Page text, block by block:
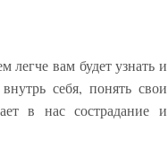
легче вам будет узнать и
себя, понять свои
в нас сострадание и